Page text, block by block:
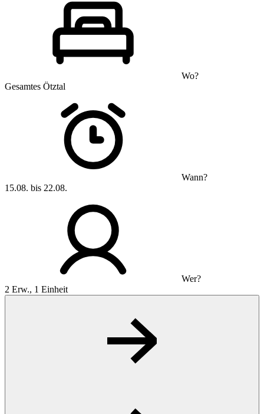
Wo?
Gesamtes Ötztal
Wann?
15.08. bis 22.08.
Wer?
2 Erw., 1 Einheit